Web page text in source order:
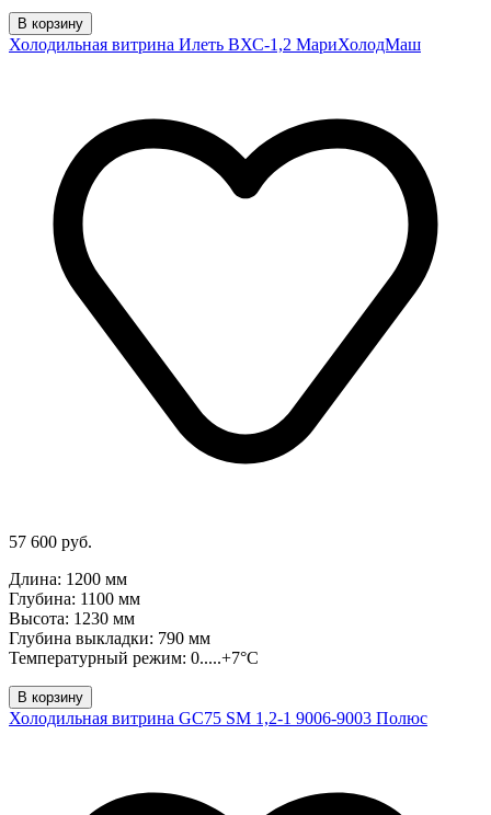
В корзину
Холодильная витрина Илеть ВХС-1,2 МариХолодМаш
57 600 руб.
Длина: 1200 мм
Глубина: 1100 мм
Высота: 1230 мм
Глубина выкладки: 790 мм
Температурный режим: 0.....+7°C
В корзину
Холодильная витрина GC75 SM 1,2-1 9006-9003 Полюс